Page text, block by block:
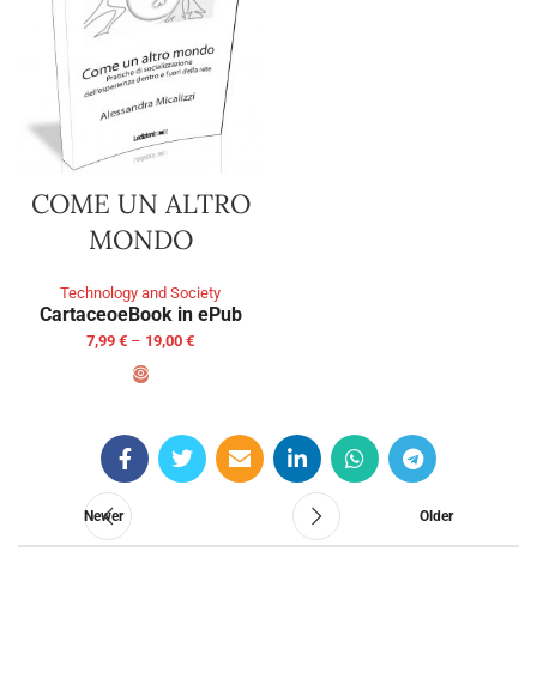
COME UN ALTRO
MONDO
Technology and Society
CartaceoeBook in ePub
7,99 € – 19,00 €
Newer Older